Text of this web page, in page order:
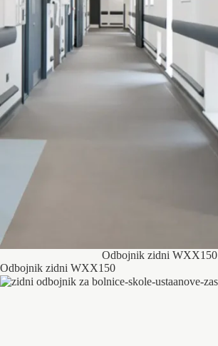
Odbojnik zidni WXX150
Odbojnik zidni WXX150